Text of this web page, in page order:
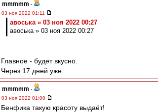
mmmmm -
03 ноя 2022 01:11
авоська » 03 ноя 2022 00:27
авоська » 03 ноя 2022 00:27
Главное - будет вкусно.
Через 17 дней уже.
mmmmm -
03 ноя 2022 01:00
Бенфика такую красоту выдаёт!